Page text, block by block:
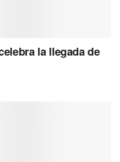
la llegada de